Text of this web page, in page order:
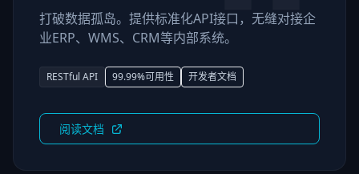
打破数据孤岛。提供标准化API接口，无缝对接企
业ERP、WMS、CRM等内部系统。
RESTful API 99.99%可用性 开发者文档
阅读文档